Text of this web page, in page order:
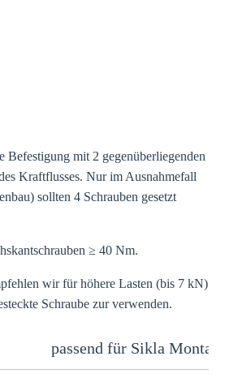
mit 2 gegenüberliegenden
Kraftflusses. Nur im Ausnahmefall
sollten 4 Schrauben gesetzt
≥ 40 Nm.
wir für höhere Lasten (bis 7 kN)
Schraube zur verwenden.
passend für Sikla